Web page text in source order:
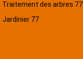
Traitement des arbres 77
Jardinier 77